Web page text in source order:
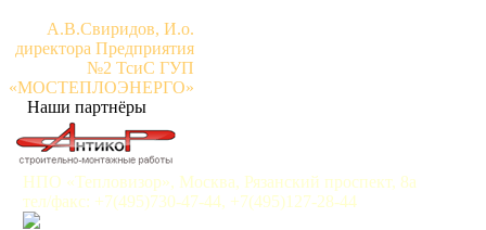
А.В.Свиридов, И.о.
директора Предприятия
№2 ТсиС ГУП
«МОСТЕПЛОЭНЕРГО»
Наши партнёры
НПО «Тепловизор», Москва, Рязанский проспект, 8а
тел/факс: +7(495)730-47-44, +7(495)127-28-44